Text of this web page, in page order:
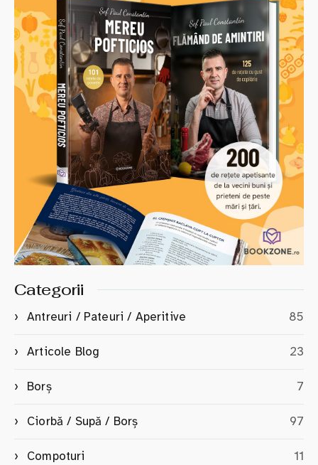
Categorii
Antreuri / Pateuri / Aperitive 85
Articole Blog 23
Borș 7
Ciorbă / Supă / Borș 97
Compoturi 11